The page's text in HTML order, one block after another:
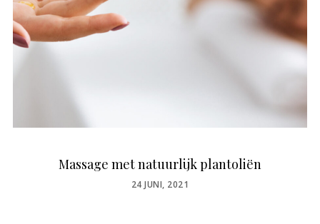
Massage met natuurlijk plantoliën
POSTED
24 JUNI, 2021